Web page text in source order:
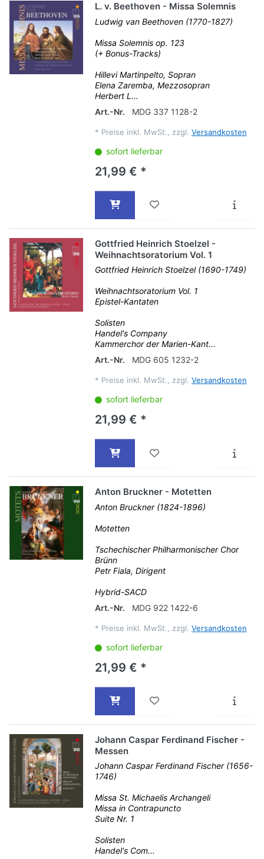
L. v. Beethoven - Missa Solemnis
Ludwig van Beethoven (1770-1827)
Missa Solemnis op. 123
(+ Bonus-Tracks)
Hillevi Martinpelto, Sopran
Elena Zaremba, Mezzosopran
Herbert L...
Art.-Nr.
MDG 337 1128-2
* Preise inkl. MwSt., zzgl. Versandkosten
sofort lieferbar
21,99 € *
Gottfried Heinrich Stoelzel -
Weihnachtsoratorium Vol. 1
Gottfried Heinrich Stoelzel (1690-1749)
Weihnachtsoratorium Vol. 1
Epistel-Kantaten
Solisten
Handel's Company
Kammerchor der Marien-Kant...
Art.-Nr.
MDG 605 1232-2
* Preise inkl. MwSt., zzgl. Versandkosten
sofort lieferbar
21,99 € *
Anton Bruckner - Motetten
Anton Bruckner (1824-1896)
Motetten
Tschechischer Philharmonischer Chor
Brünn
Petr Fiala, Dirigent
Hybrid-SACD
Art.-Nr.
MDG 922 1422-6
* Preise inkl. MwSt., zzgl. Versandkosten
sofort lieferbar
21,99 € *
Johann Caspar Ferdinand Fischer -
Messen
Johann Caspar Ferdinand Fischer (1656-
1746)
Missa St. Michaelis Archangeli
Missa in Contrapuncto
Suite Nr. 1
Solisten
Handel's Com...